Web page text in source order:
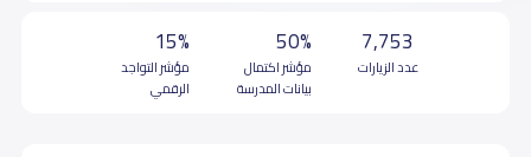
7,753
عدد الزيارات
50%
مؤشر اكتمال
بيانات المدرسة
15%
مؤشر التواجد
الرقمي